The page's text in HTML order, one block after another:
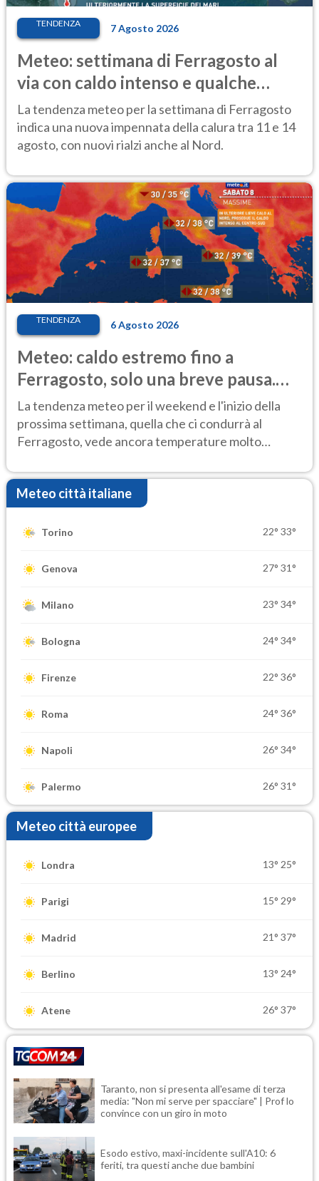
TENDENZA 7 Agosto 2026
Meteo: settimana di Ferragosto al
via con caldo intenso e qualche
temporale
La tendenza meteo per la settimana di Ferragosto
indica una nuova impennata della calura tra 11 e 14
agosto, con nuovi rialzi anche al Nord.
TENDENZA 6 Agosto 2026
Meteo: caldo estremo fino a
Ferragosto, solo una breve pausa.
Ecco dove
La tendenza meteo per il weekend e l'inizio della
prossima settimana, quella che ci condurrà al
Ferragosto, vede ancora temperature molto
Meteo città italiane
Torino 22° 33°
Genova 27° 31°
Milano 23° 34°
Bologna 24° 34°
Firenze 22° 36°
Roma 24° 36°
Napoli 26° 34°
Palermo 26° 31°
Meteo città europee
Londra 13° 25°
Parigi 15° 29°
Madrid 21° 37°
Berlino 13° 24°
Atene 26° 37°
Taranto, non si presenta all'esame di terza
media: "Non mi serve per spacciare" | Prof lo
convince con un giro in moto
Esodo estivo, maxi-incidente sull'A10: 6
feriti, tra questi anche due bambini